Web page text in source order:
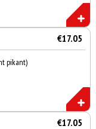
€17.05
pikant)
€17.05